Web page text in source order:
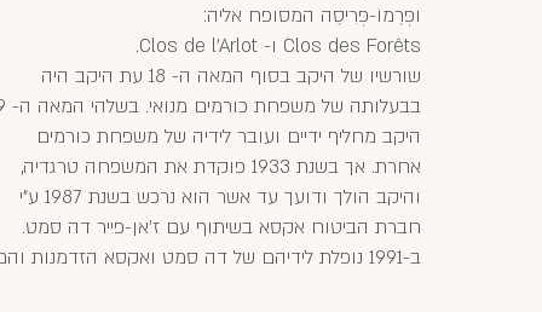
ופְּרֶמוֹ-פְּרִיסֶה המסופח אליה:
Clos des Forêts ו- Clos de l’Arlot.
שורשיו של היקב בסוף המאה ה- 18 עת היקב היה
בבעלותה
היקב מחליף ידיים ועובר לידיה של משפחת כורמים
אחרת. אך בשנת 1933 פוקדת את המשפחה טרגדיה,
והיקב הולך ודועך עד אשר הוא נרכש בשנת 1987 ע"י
חברת הביטוח אקסא בשיתוף עם ז'אן-פייר דה סמט.
ב-1991 נופלת לידיהם של דה סמט ואקסא הזדמנות